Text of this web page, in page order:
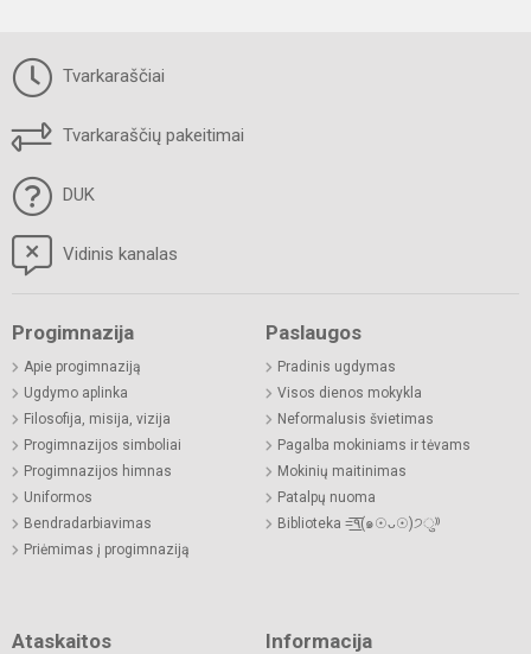
Tvarkaraščiai
Tvarkaraščių pakeitimai
DUK
Vidinis kanalas
Progimnazija
Apie progimnaziją
Ugdymo aplinka
Filosofija, misija, vizija
Progimnazijos simboliai
Progimnazijos himnas
Uniformos
Bendradarbiavimas
Priėmimas į progimnaziją
Paslaugos
Pradinis ugdymas
Visos dienos mokykla
Neformalusis švietimas
Pagalba mokiniams ir tėvams
Mokinių maitinimas
Patalpų nuoma
Biblioteka =͟͟͞͞٩(๑☉ᴗ☉)੭ु⁾⁾
Ataskaitos Informacija